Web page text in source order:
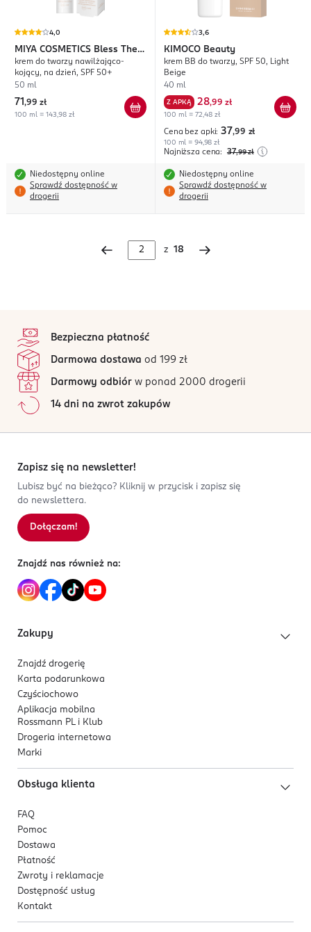
4,0
MIYA COSMETICS Bless The
Less
krem do twarzy nawilżająco-
kojący, na dzień, SPF 50+
50 ml
71 ,99 zł
100 ml = 143,98 zł
Niedostępny online
Sprawdź dostępność w
drogerii
3,6
KIMOCO Beauty
krem BB do twarzy, SPF 50, Light
Beige
40 ml
Z APKĄ 28,99 zł
100 ml = 72,48 zł
Cena bez apki: 37,99 zł
100 ml = 94,98 zł
Najniższa cena: 37,99 zł
Niedostępny online
Sprawdź dostępność w
drogerii
z 18
Bezpieczna płatność
Darmowa dostawa od 199 zł
Darmowy odbiór w ponad 2000 drogerii
14 dni na zwrot zakupów
Zapisz się na newsletter!
Lubisz być na bieżąco? Kliknij w przycisk i zapisz się
do newslettera.
Dołączam!
Znajdź nas również na:
Zakupy
Znajdź drogerię
Karta podarunkowa
Czyściochowo
Aplikacja mobilna
Rossmann PL i Klub
Drogeria internetowa
Marki
Obsługa klienta
FAQ
Pomoc
Dostawa
Płatność
Zwroty i reklamacje
Dostępność usług
Kontakt